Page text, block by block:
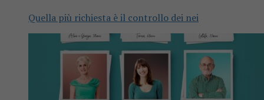
Quella più richiesta è il controllo dei nei